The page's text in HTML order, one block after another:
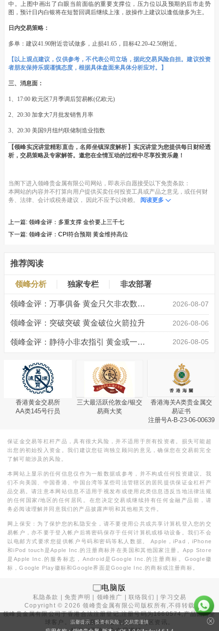
中。上图中画出了白眼当前面临的重要支撑位，压力位以及预期的后市走势
图，预计日内白银将在短暂回调后继续上涨，故操作上建议以逢低做多为主。
日内交易策略：
多单：建议41.90附近尝试做多，止损41.65，目标42.20-42.50附近。
【以上观点建议，仅供参考，不代表公司立场，据此交易风险自担。建议投资
者朋友保持乐观谨慎态度，根据具体盘面来具体分析应对。】
三、消息面：
1、17:00 欧元区7月季调后贸易帐(亿欧元)
2、20:30 加拿大7月批发销售月率
3、20:30 美国9月纽约联储制造业指数
【领峰实况讲堂精彩直击，名师坐镇深度解析】实况讲堂为您提供每日财经透
析，交易策略及专家解答。邀您在全情互动的过程中尽享投资乐趣！
当阁下进入领峰贵金属有限公司网站，即表示自愿接受以下免责条款：
本网站的内容并不打算向用户提供买卖任何投资工具或产品之意见，或任何财
务、法律、会计或税务建议， 因此不应予以倚赖。 阅读更多
上一篇: 领峰金评：多重支撑 金价要上三千七
下一篇: 领峰金评：CPI符合预期 黄金维持高位
推荐阅读
领峰分析 独家专栏 非农部署
领峰金评：万事俱备 黄金只欠非农数据“东风” 2026-08-07
领峰金评：突破突破 黄金破位火箭拉升 2026-08-06
领峰金评：静待小非农指引 黄金或一击破局 2026-08-05
香港黄金交易所
AA类145号行员
三大最活跃伦敦金/银交
易商大奖
香港海关A类贵金属交
易证书
注册号A-B-23-06-00639
保证金交易等杠杆产品，具有很大风险，并不适用于所有投资者。损失可能超
出您的初始投入资金。我们建议您征询独立顾问的意见，确保您在交易前完全
了解可能涉及的风险。
本网站上显示的任何信息仅作为一般数据或参考，并不构成任何投资建议。我
们不向美国、中国香港、中国台湾等某些司法管辖区的居民提供保证金杠杆产
品交易。请注意本网站信息不适用于视发布或使用此类信息违反当地法律法规
的任何国家/地区的任何居民。在您决定交易或继续持有任何金融产品前，请
务必阅读理解并同意我们的产品披露声明和其他相关文件。
网上保安：为了保护您的私隐安全，请不要使用公共或共享计算机登入您的交
易帐户，亦不要于登入帐户后将密码保存于任何计算机或移动设备。我们不会
以电邮方式要求您提供帐户号码和密码等私人数据。 Apple，iPad，iPhone
和iPod touch是Apple Inc.的注册商标并在美国和其他国家注册。App Store
是Apple Inc.的服务标志，Android是Google Inc.的注册商标。Google徽
标，Google Play徽标和Google界面是Google Inc.的商标或注册商标。
电脑版
私隐条款 |免责声明 | 领峰推广 |联络我们 |学习交易
Copyright © 2026 领峰贵金属有限公司版权所有,不得转载
领峰贵金属有限公司于香港合法注册登记,注册号码为1660574,产品面向全
球客户。本站内所有内容均为香港地区资讯。
温馨提示：投资有风险，交易需谨慎